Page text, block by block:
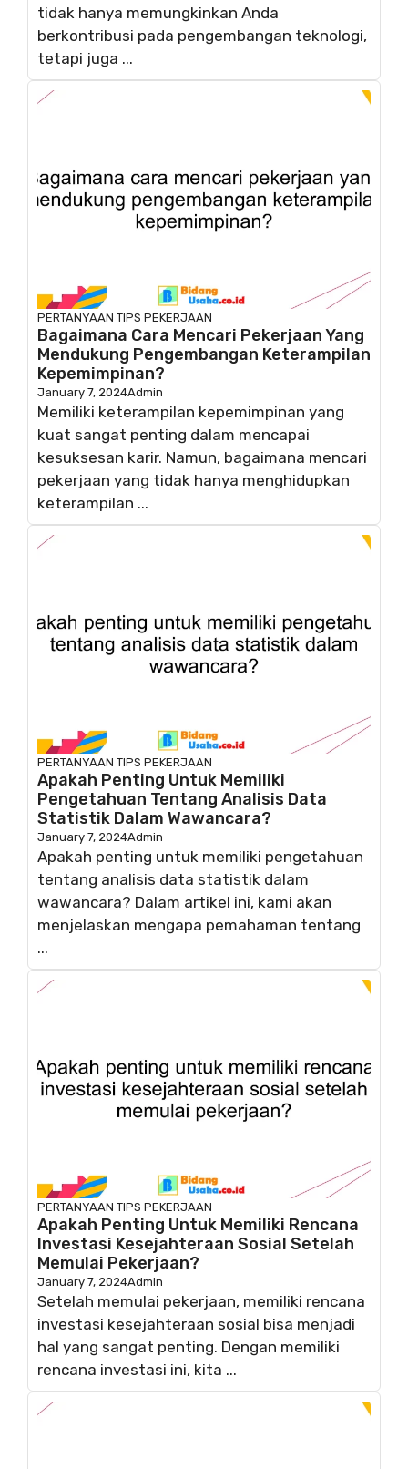
tidak hanya memungkinkan Anda
berkontribusi pada pengembangan teknologi,
tetapi juga ...
PERTANYAAN TIPS PEKERJAAN
Bagaimana Cara Mencari Pekerjaan Yang
Mendukung Pengembangan Keterampilan
Kepemimpinan?
January 7, 2024Admin
Memiliki keterampilan kepemimpinan yang
kuat sangat penting dalam mencapai
kesuksesan karir. Namun, bagaimana mencari
pekerjaan yang tidak hanya menghidupkan
keterampilan ...
PERTANYAAN TIPS PEKERJAAN
Apakah Penting Untuk Memiliki
Pengetahuan Tentang Analisis Data
Statistik Dalam Wawancara?
January 7, 2024Admin
Apakah penting untuk memiliki pengetahuan
tentang analisis data statistik dalam
wawancara? Dalam artikel ini, kami akan
menjelaskan mengapa pemahaman tentang
...
PERTANYAAN TIPS PEKERJAAN
Apakah Penting Untuk Memiliki Rencana
Investasi Kesejahteraan Sosial Setelah
Memulai Pekerjaan?
January 7, 2024Admin
Setelah memulai pekerjaan, memiliki rencana
investasi kesejahteraan sosial bisa menjadi
hal yang sangat penting. Dengan memiliki
rencana investasi ini, kita ...